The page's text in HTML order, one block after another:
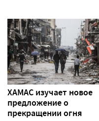
ХАМАС изучает новое
предложение о
прекращении огня